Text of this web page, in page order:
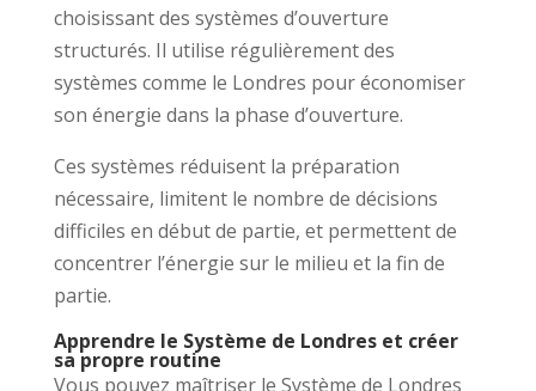
choisissant des systèmes d’ouverture
structurés. Il utilise régulièrement des
systèmes comme le Londres pour économiser
son énergie dans la phase d’ouverture.
Ces systèmes réduisent la préparation
nécessaire, limitent le nombre de décisions
difficiles en début de partie, et permettent de
concentrer l’énergie sur le milieu et la fin de
partie.
Apprendre le Système de Londres et créer
sa propre routine
Vous pouvez maîtriser le Système de Londres